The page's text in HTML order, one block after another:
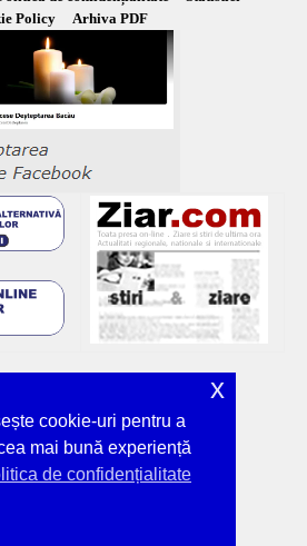
Policy
Arhiva PDF
cookie-uri pentru a
mai bună experiență
de confidențialitate
x